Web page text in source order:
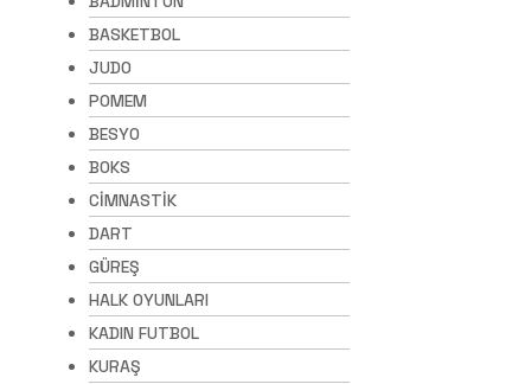
BASKETBOL
JUDO
POMEM
BESYO
BOKS
CİMNASTİK
DART
GÜREŞ
HALK OYUNLARI
KADIN FUTBOL
KURAŞ